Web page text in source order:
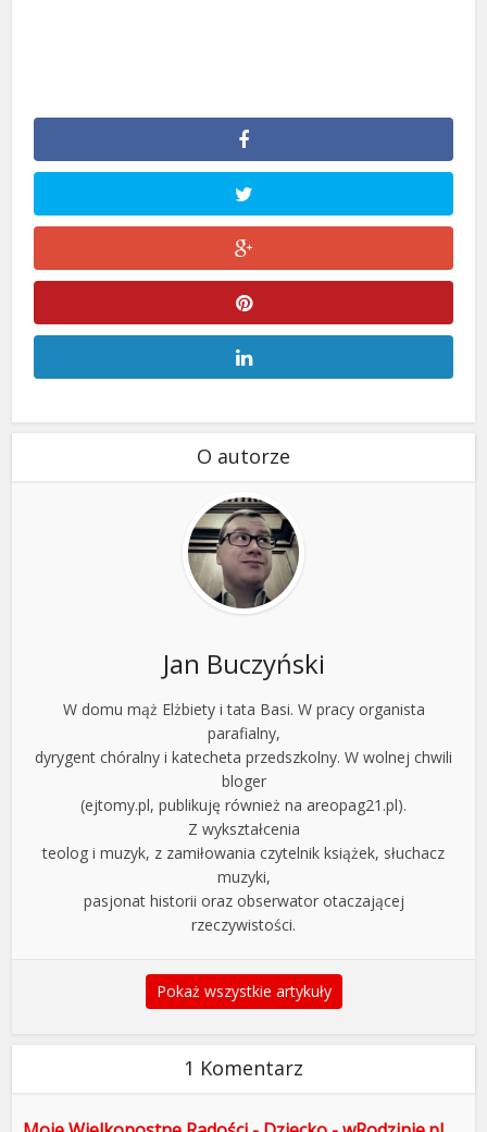
O autorze
Jan Buczyński
W domu mąż Elżbiety i tata Basi. W pracy organista
parafialny,
dyrygent chóralny i katecheta przedszkolny. W wolnej chwili
bloger
(ejtomy.pl, publikuję również na areopag21.pl).
Z wykształcenia
teolog i muzyk, z zamiłowania czytelnik książek, słuchacz
muzyki,
pasjonat historii oraz obserwator otaczającej
rzeczywistości.
Pokaż wszystkie artykuły
1 Komentarz